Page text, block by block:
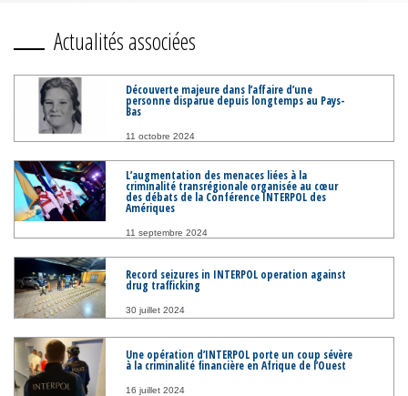
Actualités associées
Découverte majeure dans l’affaire d’une
personne disparue depuis longtemps au Pays-
Bas
11 octobre 2024
L’augmentation des menaces liées à la
criminalité transrégionale organisée au cœur
des débats de la Conférence INTERPOL des
Amériques
11 septembre 2024
Record seizures in INTERPOL operation against
drug trafficking
30 juillet 2024
Une opération d’INTERPOL porte un coup sévère
à la criminalité financière en Afrique de l’Ouest
16 juillet 2024